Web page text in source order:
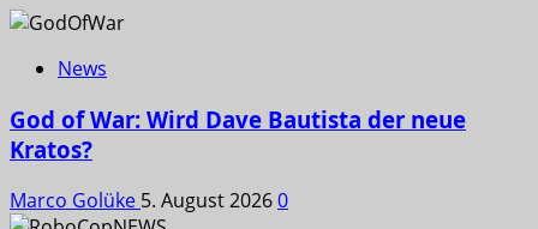
News
God of War: Wird Dave Bautista der neue
Kratos?
Marco Golüke 5. August 20260